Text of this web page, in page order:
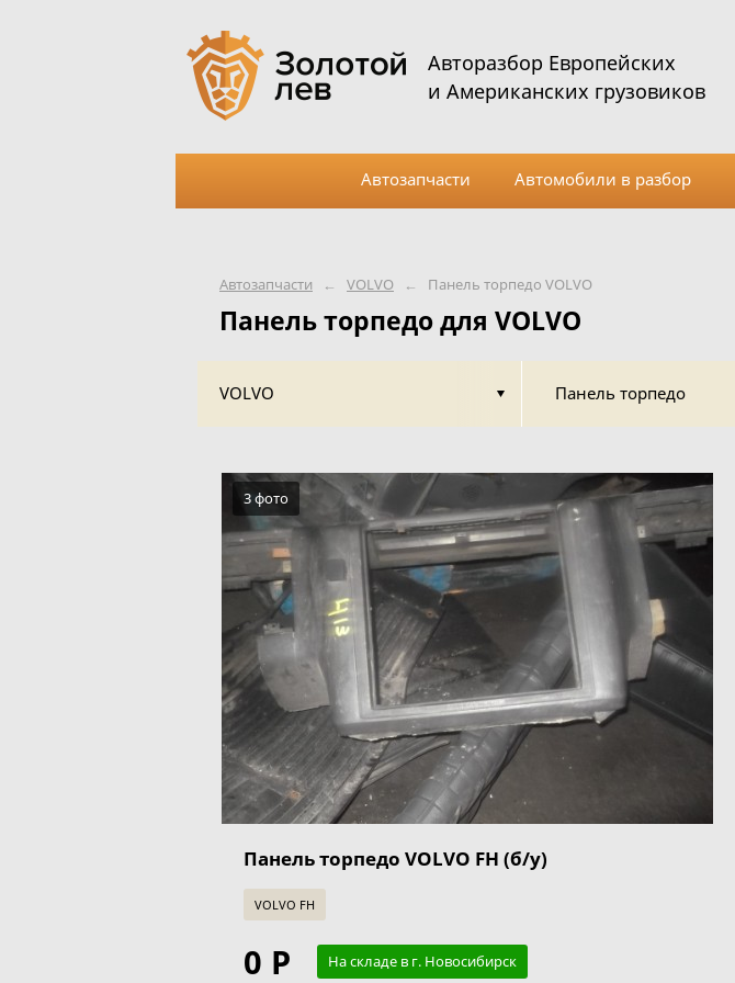
Автозапчасти ← VOLVO ← Панель торпедо VOLVO
Панель торпедо для VOLVO
VOLVO Панель торпедо
3 фото
Панель торпедо VOLVO FH (б/у)
VOLVO FH
0 Р На складе в г. Новосибирск
Авторазбор Европейских
и Американских грузовиков
Автозапчасти Автомобили в разбор